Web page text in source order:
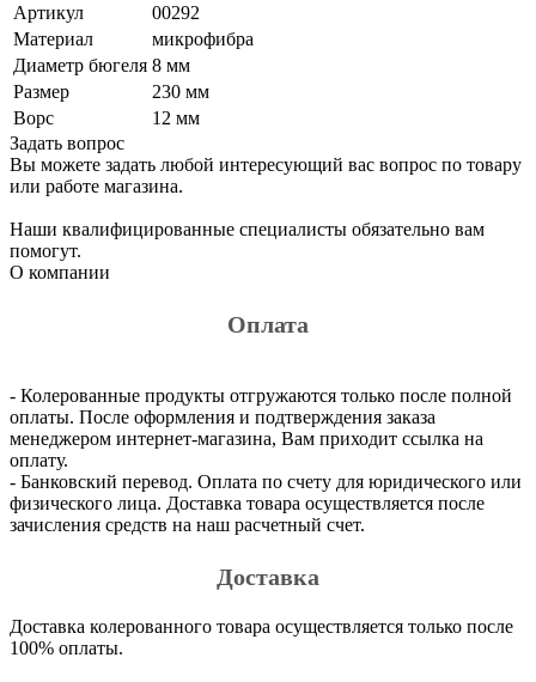
Артикул
00292
Материал
микрофибра
Диаметр бюгеля 8 мм
Размер
230 мм
Ворс
12 мм
Задать вопрос
Вы можете задать любой интересующий вас вопрос по товару
или работе магазина.
Наши квалифицированные специалисты обязательно вам
помогут.
О компании
Оплата
- Колерованные продукты отгружаются только после полной
оплаты. После оформления и подтверждения заказа
менеджером интернет-магазина, Вам приходит ссылка на
оплату.
- Банковский перевод. Оплата по счету для юридического или
физического лица. Доставка товара осуществляется после
зачисления средств на наш расчетный счет.
Доставка
Доставка колерованного товара осуществляется только после
100% оплаты.